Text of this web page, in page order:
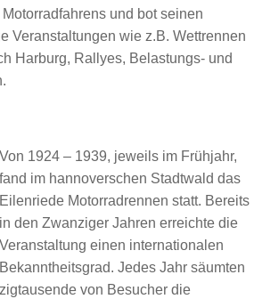
und bot seinen
Veranstaltungen wie z.B. Wettrennen
Harburg, Rallyes, Belastungs- und
Von 1924 – 1939, jeweils im Frühjahr,
fand im hannoverschen Stadtwald das
Eilenriede Motorradrennen statt. Bereits
in den Zwanziger Jahren erreichte die
Veranstaltung einen internationalen
Bekanntheitsgrad. Jedes Jahr säumten
zigtausende von Besucher die